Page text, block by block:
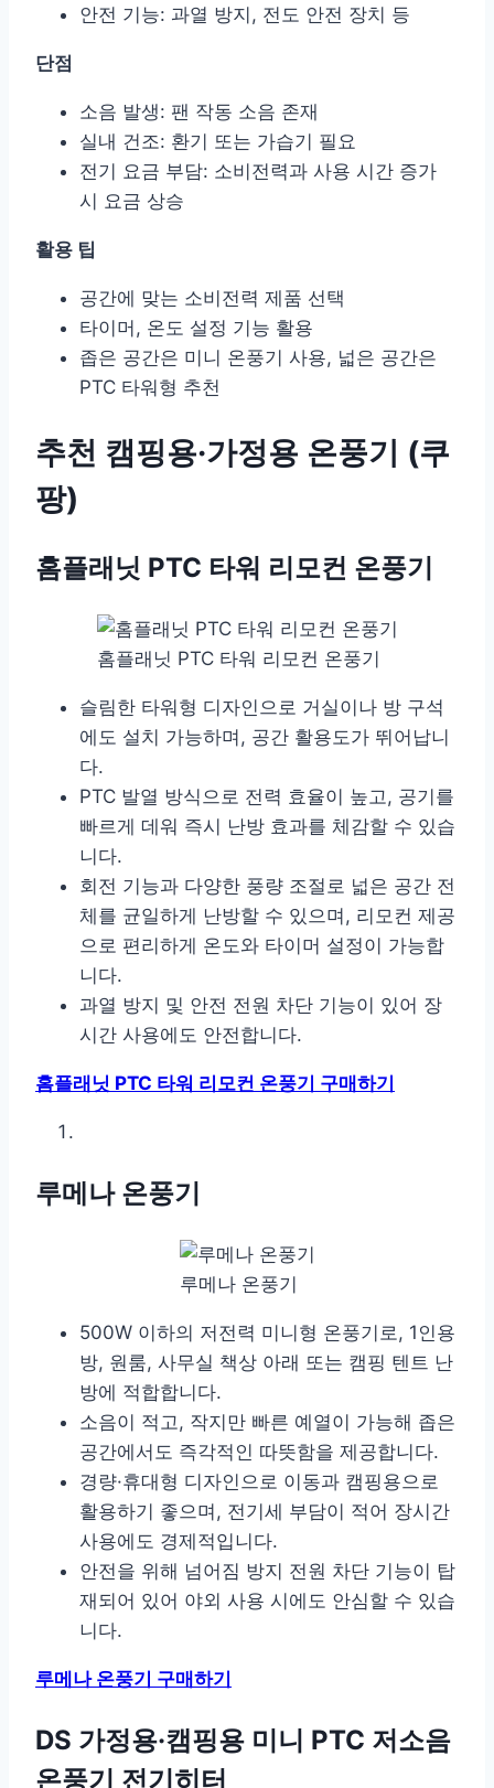
안전 기능: 과열 방지, 전도 안전 장치 등
단점
소음 발생: 팬 작동 소음 존재
실내 건조: 환기 또는 가습기 필요
전기 요금 부담: 소비전력과 사용 시간 증가
시 요금 상승
활용 팁
공간에 맞는 소비전력 제품 선택
타이머, 온도 설정 기능 활용
좁은 공간은 미니 온풍기 사용, 넓은 공간은
PTC 타워형 추천
추천 캠핑용·가정용 온풍기 (쿠
팡)
홈플래닛 PTC 타워 리모컨 온풍기
홈플래닛 PTC 타워 리모컨 온풍기
슬림한 타워형 디자인으로 거실이나 방 구석
에도 설치 가능하며, 공간 활용도가 뛰어납니
다.
PTC 발열 방식으로 전력 효율이 높고, 공기를
빠르게 데워 즉시 난방 효과를 체감할 수 있습
니다.
회전 기능과 다양한 풍량 조절로 넓은 공간 전
체를 균일하게 난방할 수 있으며, 리모컨 제공
으로 편리하게 온도와 타이머 설정이 가능합
니다.
과열 방지 및 안전 전원 차단 기능이 있어 장
시간 사용에도 안전합니다.
홈플래닛 PTC 타워 리모컨 온풍기 구매하기
루메나 온풍기
루메나 온풍기
500W 이하의 저전력 미니형 온풍기로, 1인용
방, 원룸, 사무실 책상 아래 또는 캠핑 텐트 난
방에 적합합니다.
소음이 적고, 작지만 빠른 예열이 가능해 좁은
공간에서도 즉각적인 따뜻함을 제공합니다.
경량·휴대형 디자인으로 이동과 캠핑용으로
활용하기 좋으며, 전기세 부담이 적어 장시간
사용에도 경제적입니다.
안전을 위해 넘어짐 방지 전원 차단 기능이 탑
재되어 있어 야외 사용 시에도 안심할 수 있습
니다.
루메나 온풍기 구매하기
DS 가정용·캠핑용 미니 PTC 저소음
온풍기 전기히터